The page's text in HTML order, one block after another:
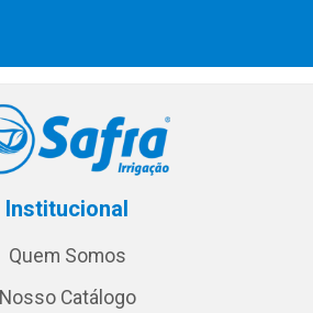
Institucional
Quem Somos
Nosso Catálogo